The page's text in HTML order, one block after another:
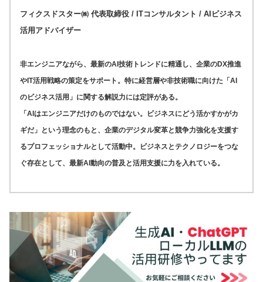
フィクスドスター㈱ 代表取締役 / ITコンサルタント / AIビジネス
活用アドバイザー
非エンジニアながら、最新のAI技術トレンドに精通し、企業のDX推進
やIT活用戦略の策定をサポート。特に経営層や非技術職に向けた「AI
のビジネス活用」に関する解説力には定評がある。
「AIはエンジニアだけのものではない。ビジネスにどう活かすかがカ
ギだ」という理念のもと、企業のデジタル変革と競争力強化を支援す
るプロフェッショナルとして活動中。ビジネスとテクノロジーをつな
ぐ存在として、最新AI動向の普及と活用支援に力を入れている。